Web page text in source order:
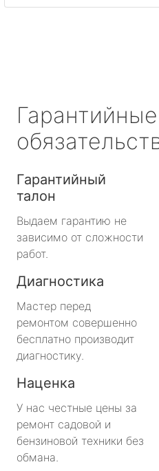
Гарантийные
Гарантийный
талон
Выдаем гарантию не
зависимо от сложности
работ.
Диагностика
Мастер перед
ремонтом совершенно
бесплатно производит
диагностику.
Наценка
У нас честные цены за
ремонт садовой и
бензиновой техники без
обмана.